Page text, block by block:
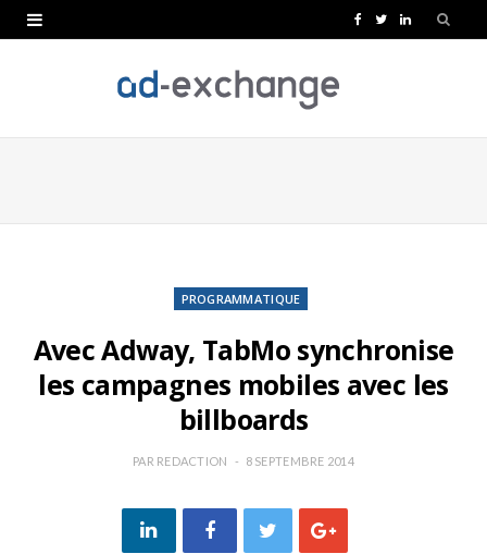
e
T
t
L
k
PROGRAMMATIQUE
Avec Adway, TabMo synchronise
les campagnes mobiles avec les
billboards
PAR REDACTION 8 SEPTEMBRE 2014